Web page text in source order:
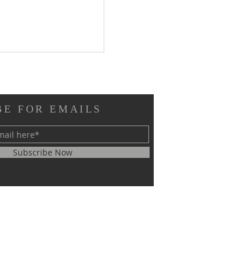
👇
FOR EMAILS
Subscribe Now